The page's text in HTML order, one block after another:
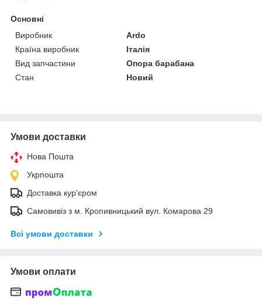
Основні
Виробник
Ardo
Країна виробник
Італія
Вид запчастини
Опора барабана
Стан
Новий
Умови доставки
Нова Пошта
Укрпошта
Доставка кур'єром
Самовивіз з м. Кропивницький вул. Комарова 29
Всі умови доставки
Умови оплати